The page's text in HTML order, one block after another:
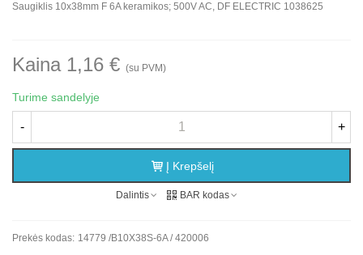
Saugiklis 10x38mm F 6A keramikos; 500VAC, DF ELECTRIC 1038625
Kaina 1,16 € (su PVM)
Turime sandelyje
- +
Į Krepšelį
Dalintis BAR kodas
Prekės kodas: 14779 /B10X38S-6A / 420006